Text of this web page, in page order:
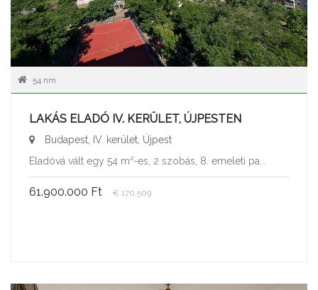
54 nm
LAKÁS ELADÓ IV. KERÜLET, ÚJPESTEN
Budapest, IV. kerület, Újpest
Eladóvá vált egy 54 m²-es, 2 szobás, 8. emeleti pa...
61.900.000 Ft € 170.509